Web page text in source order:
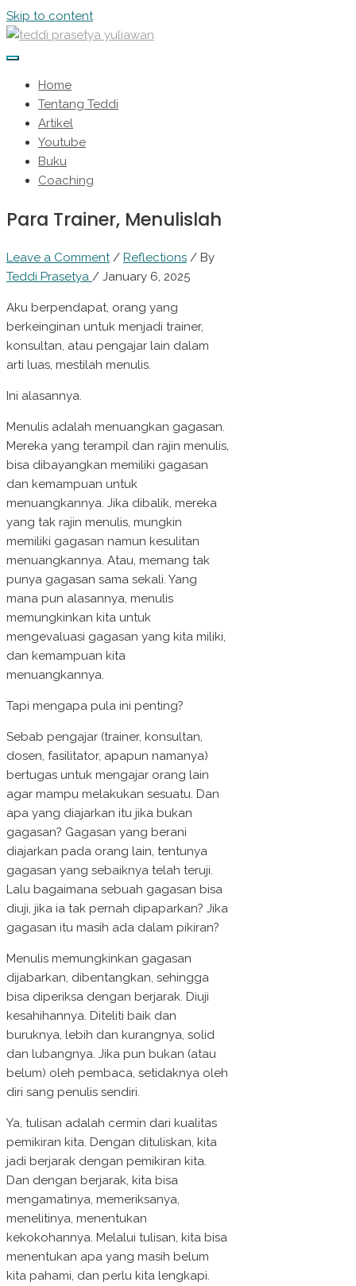
Skip to content
Home
Tentang Teddi
Artikel
Youtube
Buku
Coaching
Para Trainer, Menulislah
Leave a Comment / Reflections / By
Teddi Prasetya / January 6, 2025
Aku berpendapat, orang yang
berkeinginan untuk menjadi trainer,
konsultan, atau pengajar lain dalam
arti luas, mestilah menulis.
Ini alasannya.
Menulis adalah menuangkan gagasan.
Mereka yang terampil dan rajin menulis,
bisa dibayangkan memiliki gagasan
dan kemampuan untuk
menuangkannya. Jika dibalik, mereka
yang tak rajin menulis, mungkin
memiliki gagasan namun kesulitan
menuangkannya. Atau, memang tak
punya gagasan sama sekali. Yang
mana pun alasannya, menulis
memungkinkan kita untuk
mengevaluasi gagasan yang kita miliki,
dan kemampuan kita
menuangkannya.
Tapi mengapa pula ini penting?
Sebab pengajar (trainer, konsultan,
dosen, fasilitator, apapun namanya)
bertugas untuk mengajar orang lain
agar mampu melakukan sesuatu. Dan
apa yang diajarkan itu jika bukan
gagasan? Gagasan yang berani
diajarkan pada orang lain, tentunya
gagasan yang sebaiknya telah teruji.
Lalu bagaimana sebuah gagasan bisa
diuji, jika ia tak pernah dipaparkan? Jika
gagasan itu masih ada dalam pikiran?
Menulis memungkinkan gagasan
dijabarkan, dibentangkan, sehingga
bisa diperiksa dengan berjarak. Diuji
kesahihannya. Diteliti baik dan
buruknya, lebih dan kurangnya, solid
dan lubangnya. Jika pun bukan (atau
belum) oleh pembaca, setidaknya oleh
diri sang penulis sendiri.
Ya, tulisan adalah cermin dari kualitas
pemikiran kita. Dengan dituliskan, kita
jadi berjarak dengan pemikiran kita.
Dan dengan berjarak, kita bisa
mengamatinya, memeriksanya,
menelitinya, menentukan
kekokohannya. Melalui tulisan, kita bisa
menentukan apa yang masih belum
kita pahami, dan perlu kita lengkapi.